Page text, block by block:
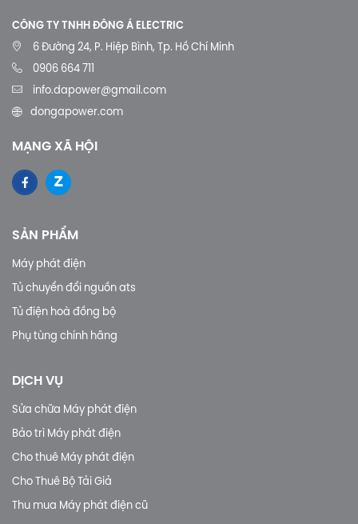
CÔNG TY TNHH ĐÔNG Á ELECTRIC
6 Đường 24, P. Hiệp Bình, Tp. Hồ Chí Minh
0906 664 711
info.dapower@gmail.com
dongapower.com
MẠNG XÃ HỘI
SẢN PHẨM
Máy phát điện
Tủ chuyển đổi nguồn ats
Tủ điện hoà đồng bộ
Phụ tùng chính hãng
DỊCH VỤ
Sửa chữa Máy phát điện
Bảo trì Máy phát điện
Cho thuê Máy phát điện
Cho Thuê Bộ Tải Giả
Thu mua Máy phát điện cũ